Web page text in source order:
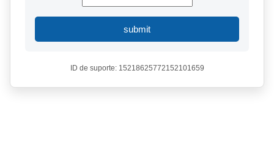
submit
ID de suporte: 15218625772152101659